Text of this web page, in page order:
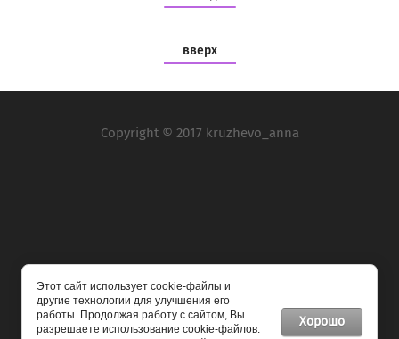
вверх
Copyright © 2017 kruzhevo_anna
Мы в социальных сетях:
Этот сайт использует cookie-файлы и
другие технологии для улучшения его
работы. Продолжая работу с сайтом, Вы
разрешаете использование cookie-файлов.
Хорошо